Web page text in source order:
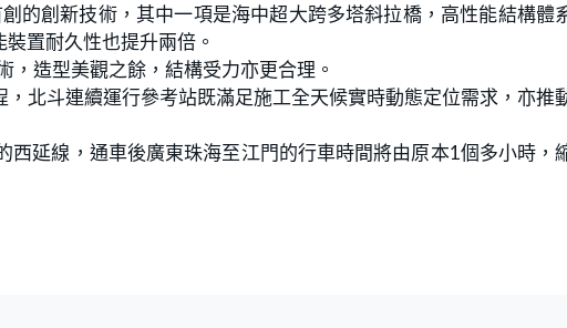
的創新技術，其中一項是海中超大跨多塔斜拉橋，高性能結構體
置耐久性也提升兩倍。
造型美觀之餘，結構受力亦更合理。
北斗連續運行參考站既滿足施工全天候實時動態定位需求，亦推
延線，通車後廣東珠海至江門的行車時間將由原本1個多小時，